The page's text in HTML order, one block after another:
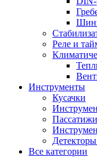
Реле и
Инструменты
Кусачки
Пассатижи
Все категории